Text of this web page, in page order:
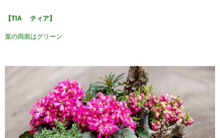
【TIA ティア】
葉の両面はグリーン